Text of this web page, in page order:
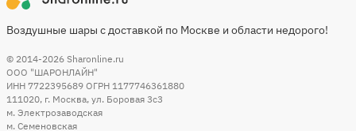
Воздушные шары с доставкой по Москве и области недорого!
© 2014-2026 Sharonline.ru
ООО "ШАРОНЛАЙН"
ИНН 7722395689 ОГРН 1177746361880
111020, г. Москва, ул. Боровая 3c3
м. Электрозаводская
м. Семеновская